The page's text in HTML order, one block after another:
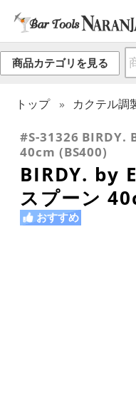
商品カテゴリを見る
トップ カクテル調
#S-31326
40cm (BS400)
BIRDY. by
スプーン
おすすめ